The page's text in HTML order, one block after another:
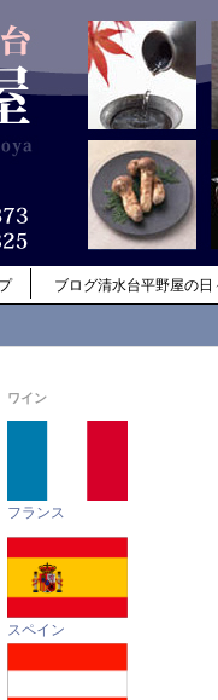
ブログ清水台平野屋の日
ワイン
フランス
スペイン